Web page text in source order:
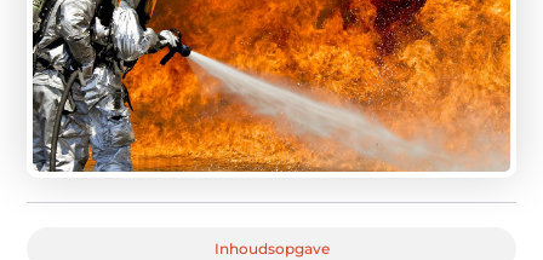
Inhoudsopgave